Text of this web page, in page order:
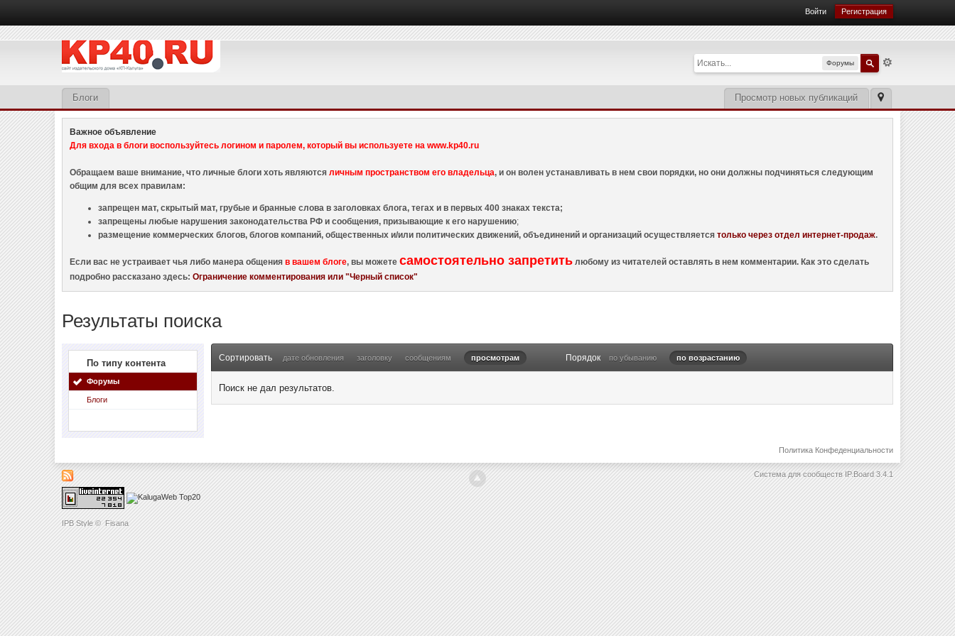
IPB Style © Fisana
Войти Регистрация
Форумы
Просмотр новых публикаций
Блоги
Важное объявление
Для входа в блоги воспользуйтесь логином и паролем, который вы используете на www.kp40.ru
Обращаем ваше внимание, что личные блоги хоть являютсяличным пространством его владельца, и он волен устанавливать в нем свои порядки, но они должны подчиняться следующим
общим для всех правилам:
запрещен мат, скрытый мат, грубые и бранные слова в заголовках блога, тегах и в первых 400 знаках текста;
запрещены любые нарушения законодательства РФ и сообщения, призывающие к его нарушению;
размещение коммерческих блогов, блогов компаний, общественных и/или политических движений, объединений и организаций осуществляетсятолько через отдел интернет-продаж.
Если вас не устраивает чья либо манера общенияв вашем блоге, вы можетесамостоятельно запретить любому из читателей оставлять в нем комментарии. Как это сделать
подробно рассказано здесь:Ограничение комментирования или "Черный список"
Результаты поиска
По типу контента
Форумы
Блоги
Сортировать дате обновления заголовку сообщениям просмотрам Порядок по убыванию по возрастанию
Поиск не дал результатов.
Политика Конфеденциальности
Система для сообществ IP.Board 3.4.1